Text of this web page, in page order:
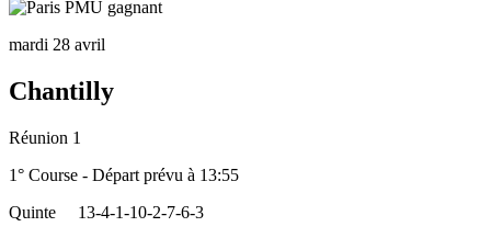
mardi 28 avril
Chantilly
Réunion 1
1° Course - Départ prévu à 13:55
Quinte
13-4-1-10-2-7-6-3